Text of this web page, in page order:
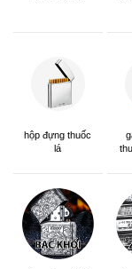
hộp đựng thuốc
lá